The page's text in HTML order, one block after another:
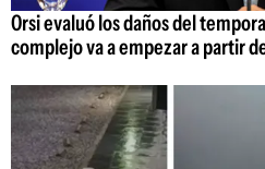
Orsi evaluó los daños del
complejo va a empezar a partir